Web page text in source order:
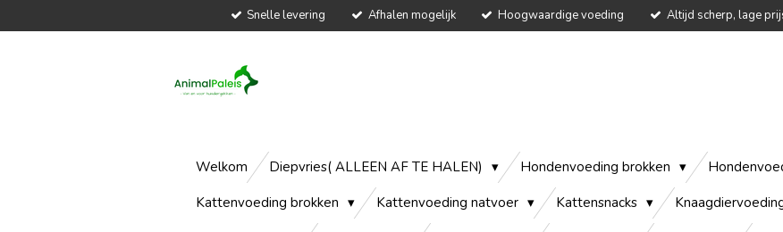
Snelle levering Afhalen mogelijk Hoogwaardige voeding Altijd scherp, lage
Welkom Diepvries( ALLEEN AF TE HALEN) Hondenvoeding brokken
Kattenvoeding brokken
Kattenvoeding natvoer Kattensnacks